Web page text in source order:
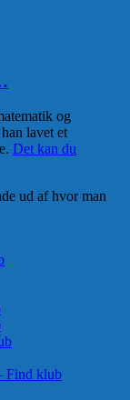
og
lavet et
Det kan du
ud af hvor man
Find klub